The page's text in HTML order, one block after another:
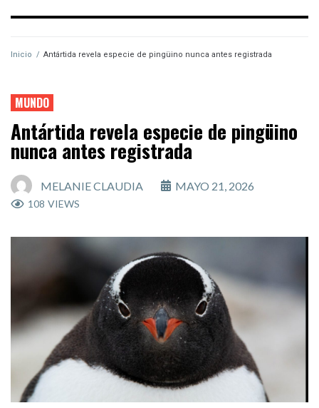
Inicio / Antártida revela especie de pingüino nunca antes registrada
MUNDO
Antártida revela especie de pingüino
nunca antes registrada
MELANIE CLAUDIA MAYO 21, 2026
108 VIEWS